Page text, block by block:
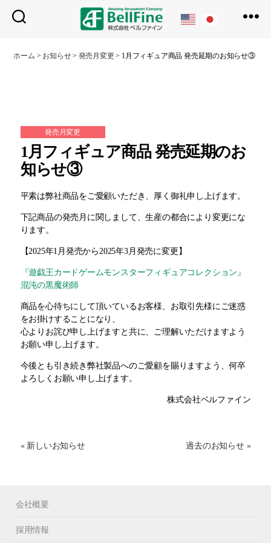
フ
ホーム > お知らせ> 発売月変更 > 1月フィギュア商品 発売延期のお知らせ③
発売月変更
1月フィギュア商品 発売延期のお
知らせ③
平素は弊社商品をご愛顧いただき、厚く御礼申し上げます。
下記商品の発売月に関しまして、生産の都合により変更にな
ります。
【2025年1月発売から2025年3月発売に変更】
『遊戯王カードゲームモンスターフィギュアコレクション』
混沌の黒魔術師
商品を心待ちにして頂いているお客様、お取引先様にご迷惑
をお掛けすることになり、
心よりお詫び申し上げますと共に、ご理解いただけますよう
お願い申し上げます。
今後とも引き続き弊社製品へのご愛顧を賜りますよう、何卒
よろしくお願い申し上げます。
株式会社ベルファイン
« 新しいお知らせ 過去のお知らせ »
会社概要
採用情報